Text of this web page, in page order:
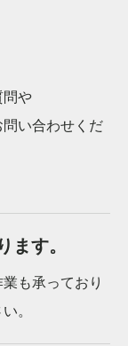
問や
い合わせくだ
ます。
も承っており
。